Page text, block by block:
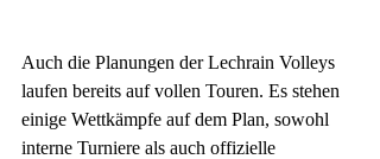
Auch die Planungen der Lechrain Volleys
laufen bereits auf vollen Touren. Es stehen
einige Wettkämpfe auf dem Plan, sowohl
interne Turniere als auch offizielle